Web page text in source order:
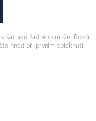
šatníku žádného muže. Rozdíl
hned při prvním obléknutí.